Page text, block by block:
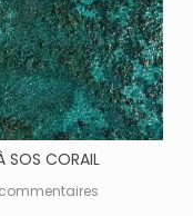
SOS CORAIL